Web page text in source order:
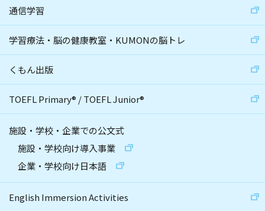
通信学習
学習療法・脳の健康教室・KUMONの脳トレ
くもん出版
TOEFL Primary® /TOEFL Junior®
施設・学校・企業での公文式
施設・学校向け導入事業
企業・学校向け日本語
English Immersion Activities